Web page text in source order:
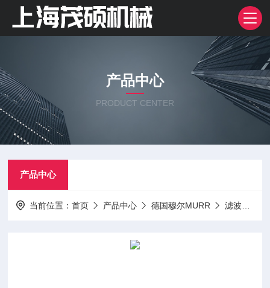
产品中心
PRODUCT CENTER
产品中心
当前位置：首页 产品中心 德国穆尔MURR 滤波器